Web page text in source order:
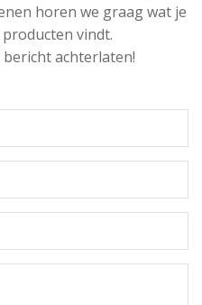
horen we graag wat je
vindt.
achterlaten!